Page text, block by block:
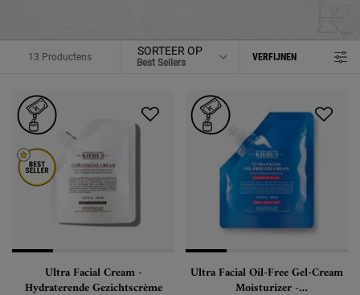
13 Productens SORTEER OP VERFIJNEN
FILTER MENU
Ultra Facial Cream -
Hydraterende Gezichtscrème
Ultra Facial Oil-Free Gel-Cream
Moisturizer -